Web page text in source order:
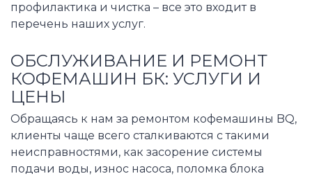
профилактика и чистка – все это входит в
перечень наших услуг.
ОБСЛУЖИВАНИЕ И РЕМОНТ
КОФЕМАШИН БК: УСЛУГИ И
ЦЕНЫ
Обращаясь к нам за ремонтом кофемашины BQ,
клиенты чаще всего сталкиваются с такими
неисправностями, как засорение системы
подачи воды, износ насоса, поломка блока